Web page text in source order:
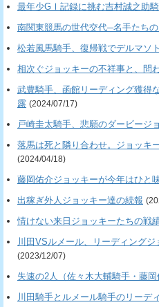
最年少GⅠ記録に挑む吉村誠之助
南関東競馬の世代交代─名手たち
松若風馬騎手、復帰戦でデルマソ
相次ぐジョッキーの不祥事と、問
武豊騎手、函館リーディング獲得
露 (2024/07/17)
戸崎圭太騎手、悲願のダービージ
落馬は死と隣り合わせ。ジョッキ
(2024/04/18)
藤岡佑介ジョッキーが今年はひと
出稼ぎ外人ジョッキー達の続報
情けない来日ジョッキーたちの戦
川田VSルメール、リーディングジ
(2023/12/07)
失速の2人（佐々木大輔騎手・藤岡
川田騎手とルメール騎手のリーデ